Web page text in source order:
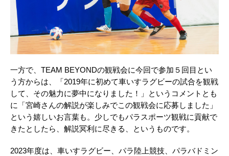
一方で、TEAM BEYONDの観戦会に今回で参加５回目とい
う方からは、「2019年に初めて車いすラグビーの試合を観戦
して、その魅力に夢中になりました！」というコメントとも
に「宮崎さんの解説が楽しみでこの観戦会に応募しました」
という嬉しいお言葉も。少しでもパラスポーツ観戦に貢献で
きたとしたら、解説冥利に尽きる、というものです。
2023年度は、車いすラグビー、パラ陸上競技、パラバドミン